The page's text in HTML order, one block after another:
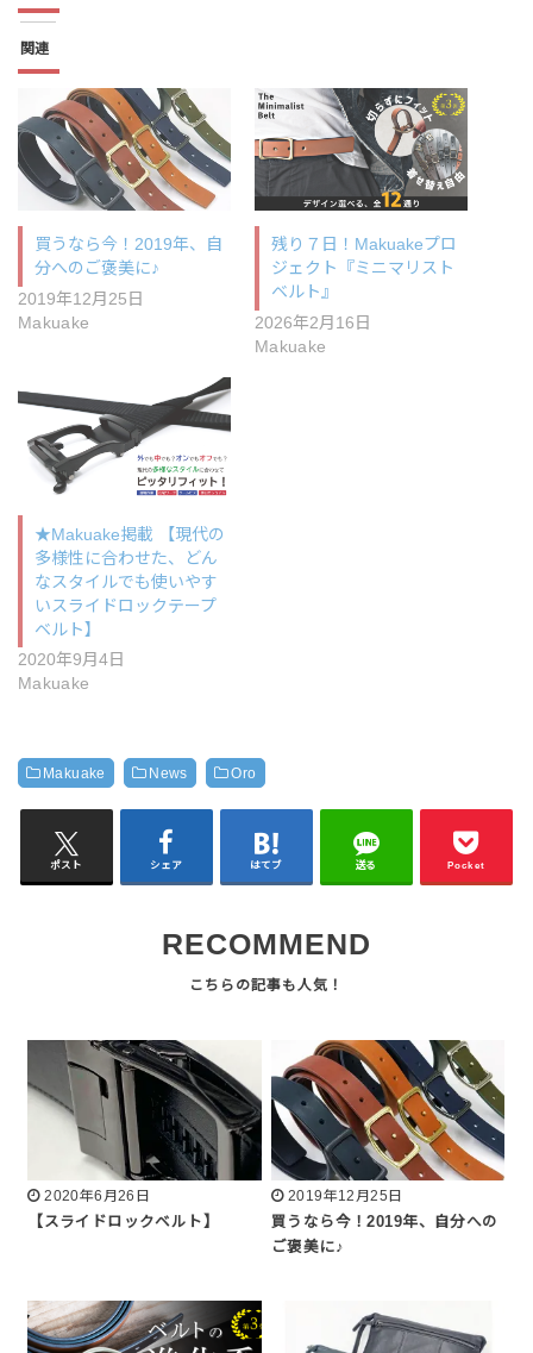
関連
買うなら今！2019年、自
分へのご褒美に♪
2019年12月25日
Makuake
残り７日！Makuakeプロ
ジェクト『ミニマリスト
ベルト』
2026年2月16日
Makuake
★Makuake掲載 【現代の
多様性に合わせた、どん
なスタイルでも使いやす
いスライドロックテープ
ベルト】
2020年9月4日
Makuake
Makuake News Oro
ポスト シェア はてブ 送る Pocket
RECOMMEND
2020年6月26日
【スライドロックベルト】
2019年12月25日
買うなら今！2019年、自分への
ご褒美に♪